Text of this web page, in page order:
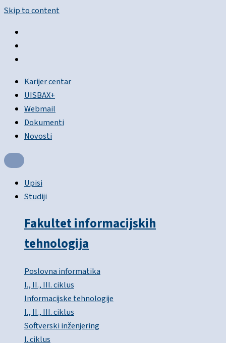
Skip to content
Karijer centar
UISBAX+
Webmail
Dokumenti
Novosti
Upisi
Studiji
Fakultet informacijskih
tehnologija
Poslovna informatika
I., II., III. ciklus
Informacijske tehnologije
I., II., III. ciklus
Softverski inženjering
I. ciklus